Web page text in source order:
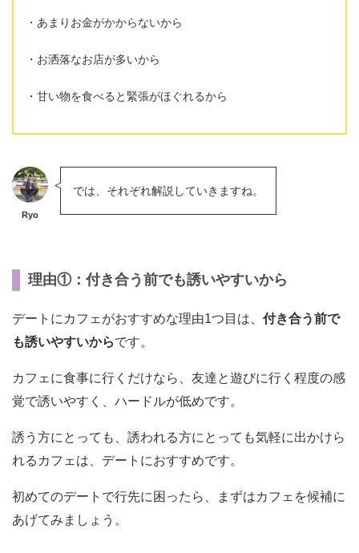
あまりお金がかからないから
お洒落なお店が多いから
甘い物を食べると緊張がほぐれるから
Ryo
では、それぞれ解説していきますね。
理由①：付き合う前でも誘いやすいから
デートにカフェがおすすめな理由1つ目は、 付き合う前で
も誘いやすいからです。
カフェに食事に行くだけなら、友達と遊びに行く程度の感
覚で誘いやすく、ハードルが低めです。
誘う方にとっても、誘われる方にとっても気軽に出かけら
れるカフェは、デートにおすすめです。
初めてのデートで行先に困ったら、まずはカフェを候補に
あげてみましょう。